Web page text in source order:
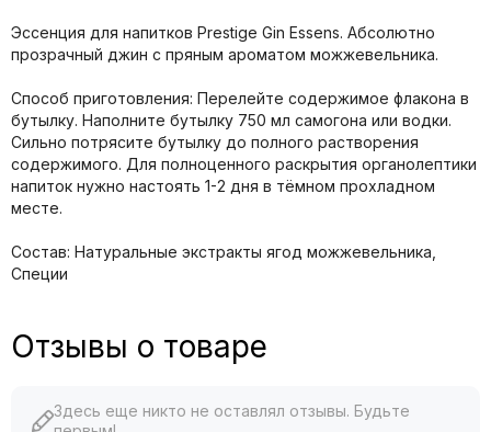
Эссенция для напитков Prestige Gin Essens. Абсолютно
прозрачный джин с пряным ароматом можжевельника.
Способ приготовления: Перелейте содержимое флакона в
бутылку. Наполните бутылку 750 мл самогона или водки.
Сильно потрясите бутылку до полного растворения
содержимого. Для полноценного раскрытия органолептики
напиток нужно настоять 1-2 дня в тёмном прохладном
месте.
Состав: Натуральные экстракты ягод можжевельника,
Специи
Отзывы о товаре
Здесь еще никто не оставлял отзывы. Будьте